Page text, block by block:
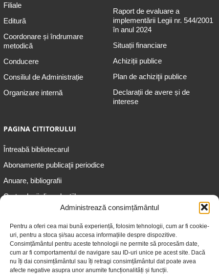
Administrează consimțământul
Pentru a oferi cea mai bună experiență, folosim tehnologii, cum ar fi cookie-
uri, pentru a stoca și/sau accesa informațiile despre dispozitive.
Consimțământul pentru aceste tehnologii ne permite să procesăm date,
cum ar fi comportamentul de navigare sau ID-uri unice pe acest site. Dacă
nu îți dai consimțământul sau îți retragi consimțământul dat poate avea
afecte negative asupra unor anumite funcționalități și funcții.
Filiale
Editură
Coordonare și îndrumare
metodică
Conducere
Consiliul de Administrație
Organizare internă
Raport de evaluare a
implementării Legii nr. 544/2001
în anul 2024
Situații financiare
Achiziții publice
Plan de achiziţii publice
Declarații de avere și de
interese
PAGINA CITITORULUI
Întreabă bibliotecarul
Abonamente publicaţii periodice
Anuare, bibliografii
Cartea lunii din colecțiile
Informații pentru adolescenți
Informații pentru adulți
Informații pentru seniori